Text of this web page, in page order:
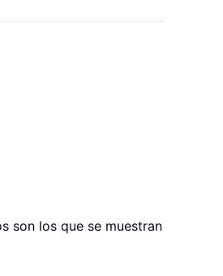
son los que se muestran